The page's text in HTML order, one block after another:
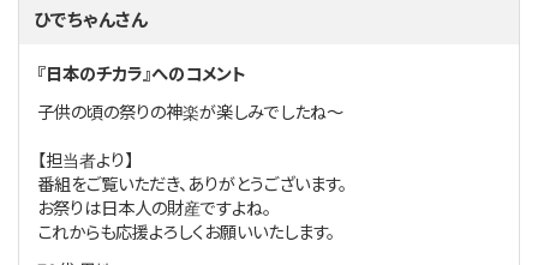
ひでちゃんさん
『日本のチカラ』へのコメント
子供の頃の祭りの神楽が楽しみでしたね～
【担当者より】
番組をご覧いただき、ありがとうございます。
お祭りは日本人の財産ですよね。
これからも応援よろしくお願いいたします。